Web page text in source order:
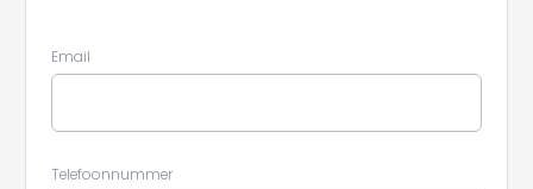
Email
Telefoonnummer